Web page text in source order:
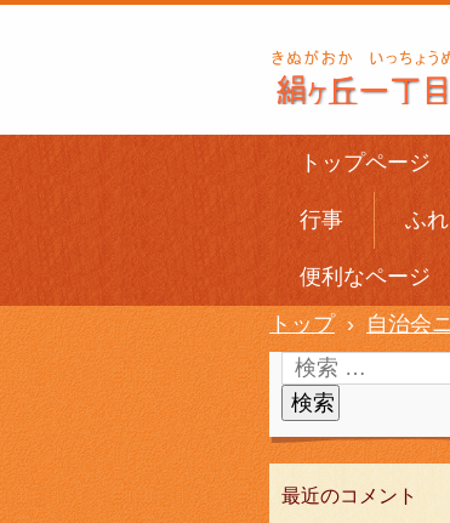
トップページ
行事 ふ
便利なページ
トップ › 自治会
最近のコメント